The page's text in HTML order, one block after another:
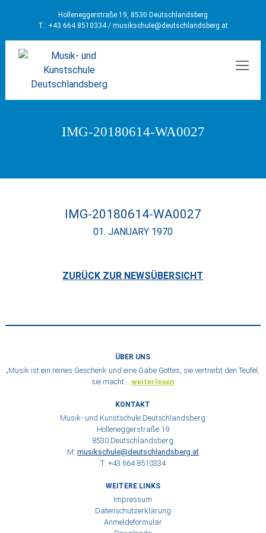
Holleneggerstraße 19, 8530 Deutschlandsberg
T.: +43 664 8510334 / musikschule@deutschlandsberg.at
IMG-20180614-WA0027
IMG-20180614-WA0027
01. JANUARY 1970
ZURÜCK ZUR NEWSÜBERSICHT
ÜBER UNS
„Musik ist ein reines Geschenk und eine Gabe Gottes, sie vertreibt den Teufel,
sie macht… weiterlesen
KONTAKT
Musik- und Kunstschule Deutschlandsberg
Holleneggerstraße 19
8530 Deutschlandsberg
M: musikschule@deutschlandsberg.at
T: +43 664 8510334
WEITERE LINKS
Impressum
Datenschutzerklärung
Anmeldeformular